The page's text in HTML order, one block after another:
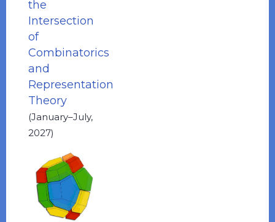
the
Intersection
of
Combinatorics
and
Representation
Theory
(January–July,
2027)